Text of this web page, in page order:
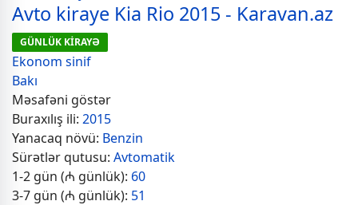
Avto kiraye Kia Rio 2015 - Karavan.az
GÜNLÜK KİRAYƏ
Ekonom sinif
Bakı
Məsafəni göstər
Buraxılış ili: 2015
Yanacaq növü: Benzin
Sürətlər qutusu: Avtomatik
1-2 gün (₼ günlük): 60
3-7 gün (₼ günlük): 51